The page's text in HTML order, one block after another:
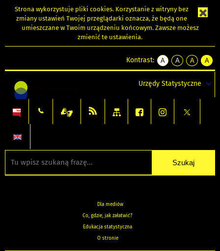
Strona wykorzystuje pliki cookies. Korzystanie z witryny bez
zmiany ustawień Twojej przeglądarki oznacza, że będą one
umieszczane w Twoim urządzeniu końcowym. Zawsze możesz
zmienić te ustawienia.
Kontrast:
A
kontrast
A
kontrast
tekst
czarnym
A
kontrast
tekst
czarnym
A
tekst
żółtym
Urzędy Statystyczne
Dla mediów
Co, gdzie, jak załatwić?
Edukacja statystyczna
O stronie